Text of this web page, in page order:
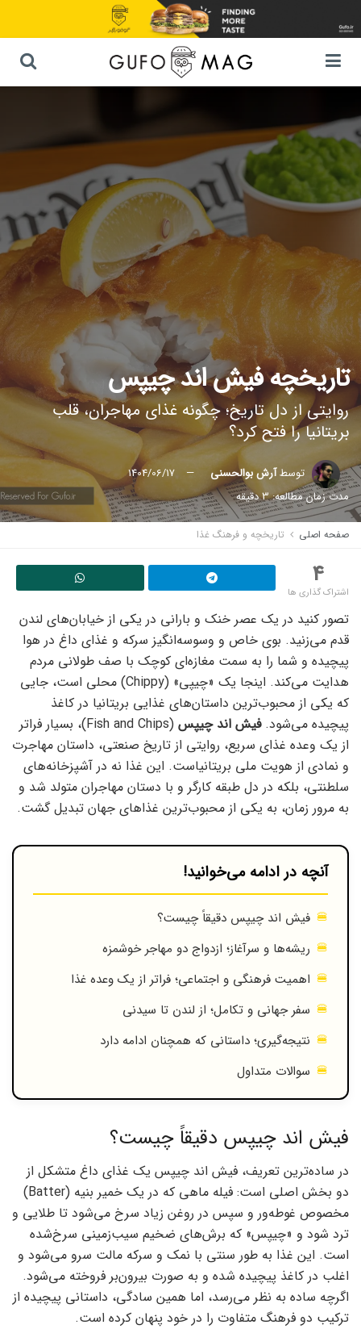
تاریخچه فیش اند چیپس
روایتی از دل تاریخ؛ چگونه غذای مهاجران، قلب
بریتانیا را فتح کرد؟
توسطآرش بوالحسنی
1404/06/17
مدت زمان مطالعه: 3 دقیقه
صفحه اصلی تاریخچه و فرهنگ غذا
4
اشتراک گذاری ها
تصور کنید در یک عصر خنک و بارانی در یکی از خیابان‌های لندن
قدم می‌زنید. بوی خاص و وسوسه‌انگیز سرکه و غذای داغ در هوا
پیچیده و شما را به سمت مغازه‌ای کوچک با صف طولانی مردم
هدایت می‌کند. اینجا یک «چیپی» (Chippy) محلی است، جایی
که یکی از محبوب‌ترین داستان‌های غذایی بریتانیا در کاغذ
پیچیده می‌شود.فیش اند چیپس
(Fish and Chips)، بسیار فراتر
از یک وعده غذای سریع، روایتی از تاریخ صنعتی، داستان مهاجرت
و نمادی از هویت ملی بریتانیاست. این غذا نه در آشپزخانه‌های
سلطنتی، بلکه در دل طبقه کارگر و با دستان مهاجران متولد شد و
به مرور زمان، به یکی از محبوب‌ترین غذاهای جهان تبدیل گشت.
آنچه در ادامه می‌خوانید!
فیش اند چیپس دقیقاً چیست؟
ریشه‌ها و سرآغاز؛ ازدواج دو مهاجر خوشمزه
اهمیت فرهنگی و اجتماعی؛ فراتر از یک وعده غذا
سفر جهانی و تکامل؛ از لندن تا سیدنی
نتیجه‌گیری؛ داستانی که همچنان ادامه دارد
سوالات متداول
فیش اند چیپس دقیقاً چیست؟
در ساده‌ترین تعریف، فیش اند چیپس یک غذای داغ متشکل از
دو بخش اصلی است: فیله ماهی که در یک خمیر بنیه (Batter)
مخصوص غوطه‌ور و سپس در روغن زیاد سرخ می‌شود تا طلایی و
ترد شود و «چیپس» که برش‌های ضخیم سیب‌زمینی سرخ‌شده
است. این غذا به طور سنتی با نمک و سرکه مالت سرو می‌شود و
اغلب در کاغذ پیچیده شده و به صورت بیرون‌بر فروخته می‌شود.
اگرچه ساده به نظر می‌رسد، اما همین سادگی، داستانی پیچیده از
ترکیب دو فرهنگ متفاوت را در خود پنهان کرده است.